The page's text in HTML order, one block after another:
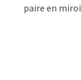
paire en